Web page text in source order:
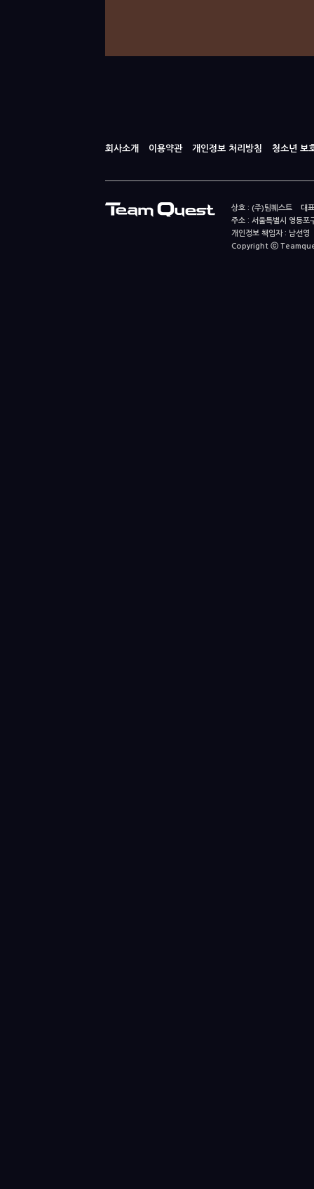
회사소개 이용약관 개인정보 처리방침 청소년 보
상호 : (주)팀퀘스트 대
주소 : 서울특별시 영등
개인정보 책임자 : 남
Copyright ⓒ